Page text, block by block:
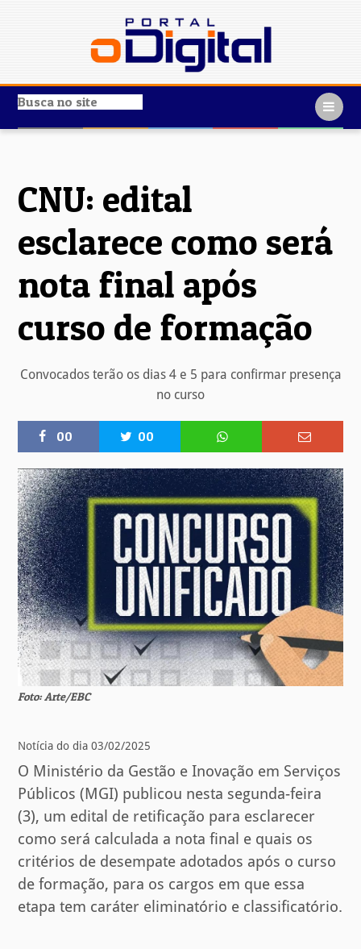
CNU: edital
esclarece como será
nota final após
curso de formação
Convocados terão os dias 4 e 5 para confirmar presença
no curso
00 00
Foto: Arte/EBC
Notícia do dia 03/02/2025
O Ministério da Gestão e Inovação em Serviços
Públicos (MGI) publicou nesta segunda-feira
(3), um edital de retificação para esclarecer
como será calculada a nota final e quais os
critérios de desempate adotados após o curso
de formação, para os cargos em que essa
etapa tem caráter eliminatório e classificatório.